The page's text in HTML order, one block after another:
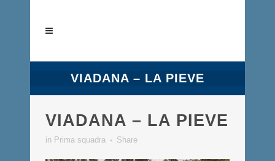
VIADANA – LA PIEVE
VIADANA – LA PIEVE
in Prima squadra Share